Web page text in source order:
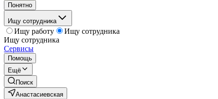
Понятно
Ищу сотрудника
Ищу работу
Ищу сотрудника
Ищу сотрудника
Сервисы
Помощь
Ещё
Поиск
Анастасиевская